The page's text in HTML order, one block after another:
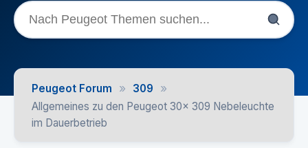
Peugeot Forum » 309 »
Allgemeines zu den Peugeot 30x 309 Nebeleuchte
im Dauerbetrieb